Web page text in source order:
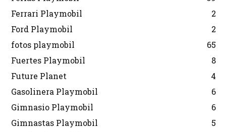
Ferrari Playmobil
2
Ford Playmobil
2
fotos playmobil
65
Fuertes Playmobil
8
Future Planet
4
Gasolinera Playmobil
6
Gimnasio Playmobil
6
Gimnastas Playmobil
5